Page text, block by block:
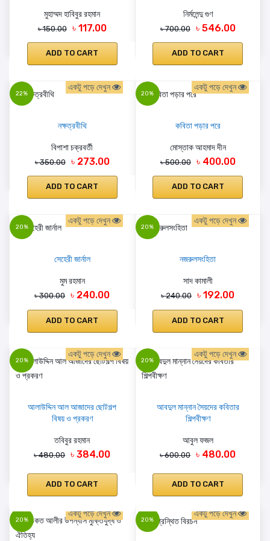
মুহাম্মদ হাবিবুর রহমান
৳ 150.00 ৳ 117.00
ADD TO CART
নির্মলেন্দু গুণ
৳ 700.00 ৳ 546.00
ADD TO CART
22%
একটু পড়ে দেখুন
নক্ষত্রবীথি
বিপাশা চক্রবর্তী
৳ 350.00 ৳ 273.00
ADD TO CART
20%
একটু পড়ে দেখুন
কবিতা পড়ার পরে
মোস্তাক আহমাদ দীন
৳ 500.00 ৳ 400.00
ADD TO CART
20%
একটু পড়ে দেখুন
সেহেরী জার্নাল
মুম রহমান
৳ 300.00 ৳ 240.00
ADD TO CART
20%
একটু পড়ে দেখুন
নজরুলসংহিতা
সাদ কামালী
৳ 240.00 ৳ 192.00
ADD TO CART
20%
একটু পড়ে দেখুন
আলাউদ্দিন আল আজাদের ছোটগল্প
বিষয় ও প্রকরণ
তবিবুর রহমান
৳ 480.00 ৳ 384.00
ADD TO CART
20%
একটু পড়ে দেখুন
আবদুল মান্নান সৈয়দের কবিতার
শিল্পবীক্ষণ
আবুল ফজল
৳ 600.00 ৳ 480.00
ADD TO CART
20%
একটু পড়ে দেখুন
20%
একটু পড়ে দেখুন